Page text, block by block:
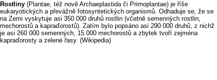
Rostliny (Plantae, též nově Archaeplastida či Primoplantae) je říše
eukaryotických a převážně fotosyntetických organismů. Odhaduje se, že se
na Zemi vyskytuje asi 350 000 druhů rostlin (včetně semenných rostlin,
mechorostů a kapraďorostů). Zatím bylo popsáno asi 290 000 druhů, z nichž
je asi 260 000 semenných, 15 000 mechorostů a zbytek tvoří zejména
kapraďorosty a zelené řasy. (Wikipedia)